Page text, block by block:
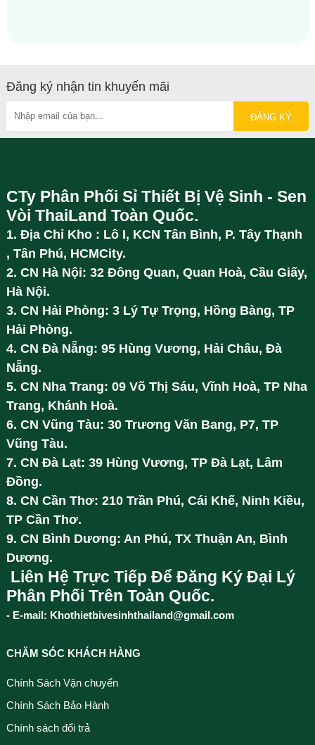
Đăng ký nhận tin khuyến mãi
CTy Phân Phối Sỉ Thiết Bị Vệ Sinh - Sen
Vòi ThaiLand Toàn Quốc.
1. Địa Chỉ Kho : Lô I, KCN Tân Bình, P. Tây Thạnh
, Tân Phú, HCMCity.
2. CN Hà Nội: 32 Đông Quan, Quan Hoà, Cầu Giấy,
Hà Nội.
3. CN Hải Phòng: 3 Lý Tự Trọng, Hồng Bàng, TP
Hải Phòng.
4. CN Đà Nẵng: 95 Hùng Vương, Hải Châu, Đà
Nẵng.
5. CN Nha Trang: 09 Võ Thị Sáu, Vĩnh Hoà, TP Nha
Trang, Khánh Hoà.
6. CN Vũng Tàu: 30 Trương Văn Bang, P7, TP
Vũng Tàu.
7. CN Đà Lạt: 39 Hùng Vương, TP Đà Lạt, Lâm
Đồng.
8. CN Cần Thơ: 210 Trần Phú, Cái Khế, Ninh Kiều,
TP Cần Thơ.
9. CN Bình Dương: An Phú, TX Thuận An, Bình
Dương.
Liên Hệ Trực Tiếp Để Đăng Ký Đại Lý
Phân Phối Trên Toàn Quốc.
- E-mail: Khothietbivesinhthailand@gmail.com
CHĂM SÓC KHÁCH HÀNG
Chính Sách Vận chuyển
Chính Sách Bảo Hành
Chính sách đổi trả